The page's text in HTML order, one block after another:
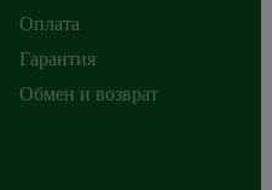
Оплата
Гарантия
Обмен и возврат